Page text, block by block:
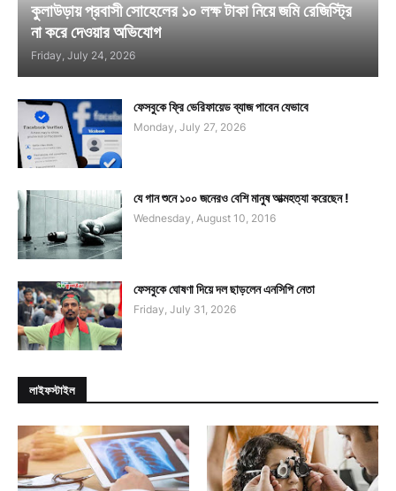
কুলাউড়ায় প্রবাসী সোহেলের ১০ লক্ষ টাকা নিয়ে জমি রেজিস্ট্রি
না করে দেওয়ার অভিযোগ
Friday, July 24, 2026
ফেসবুকে ফ্রি ভেরিফায়েড ব্যাজ পাবেন যেভাবে
Monday, July 27, 2026
যে গান শুনে ১০০ জনেরও বেশি মানুষ আত্মহত্যা করেছেন !
Wednesday, August 10, 2016
ফেসবুকে ঘোষণা দিয়ে দল ছাড়লেন এনসিপি নেতা
Friday, July 31, 2026
লাইফস্টাইল